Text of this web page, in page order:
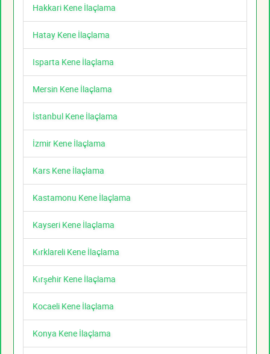
Hakkari Kene İlaçlama
Hatay Kene İlaçlama
Isparta Kene İlaçlama
Mersin Kene İlaçlama
İstanbul Kene İlaçlama
İzmir Kene İlaçlama
Kars Kene İlaçlama
Kastamonu Kene İlaçlama
Kayseri Kene İlaçlama
Kırklareli Kene İlaçlama
Kırşehir Kene İlaçlama
Kocaeli Kene İlaçlama
Konya Kene İlaçlama